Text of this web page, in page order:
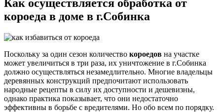
Как осуществляется обработка от
короеда в доме в г.Собинка
Поскольку за один сезон количество короедов на участке
может увеличиться в три раза, их уничтожение в г.Собинка
должно осуществляться незамедлительно. Многие владельцы
деревянных конструкций предпочитают использовать
народные рецепты в силу их доступности и дешевизны,
однако практика показывает, что они недостаточно
эффективны в борьбе с вредителями. Но обо всем по порядку.